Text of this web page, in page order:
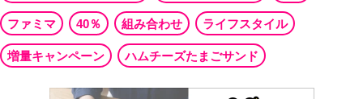
ファミマ 40％ 組み合わせ ライフスタイル
増量キャンペーン ハムチーズたまごサンド